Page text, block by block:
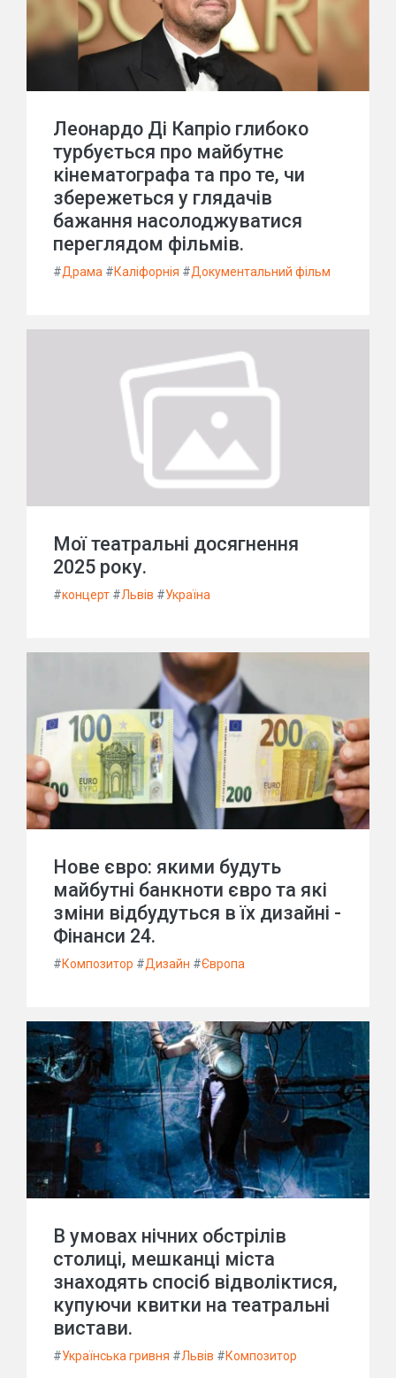
Леонардо Ді Капріо глибоко
турбується про майбутнє
кінематографа та про те, чи
збережеться у глядачів
бажання насолоджуватися
переглядом фільмів.
#Драма #Каліфорнія #Документальний фільм
Мої театральні досягнення
2025 року.
#концерт #Львів #Україна
Нове євро: якими будуть
майбутні банкноти євро та які
зміни відбудуться в їх дизайні -
Фінанси 24.
#Композитор #Дизайн #Європа
В умовах нічних обстрілів
столиці, мешканці міста
знаходять спосіб відволіктися,
купуючи квитки на театральні
вистави.
#Українська гривня #Львів #Композитор